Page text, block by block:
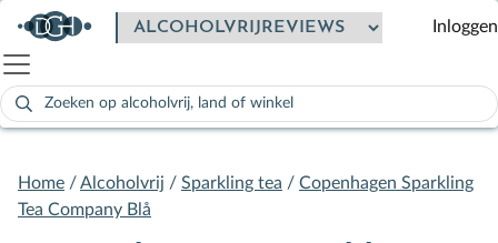
Zoeken
naar:
Als de resultaten voor automatisch aanvullen beschikbaar zijn,
Inloggen
Home /Alcoholvrij / Sparkling tea / Copenhagen Sparkling
Tea Company Blå